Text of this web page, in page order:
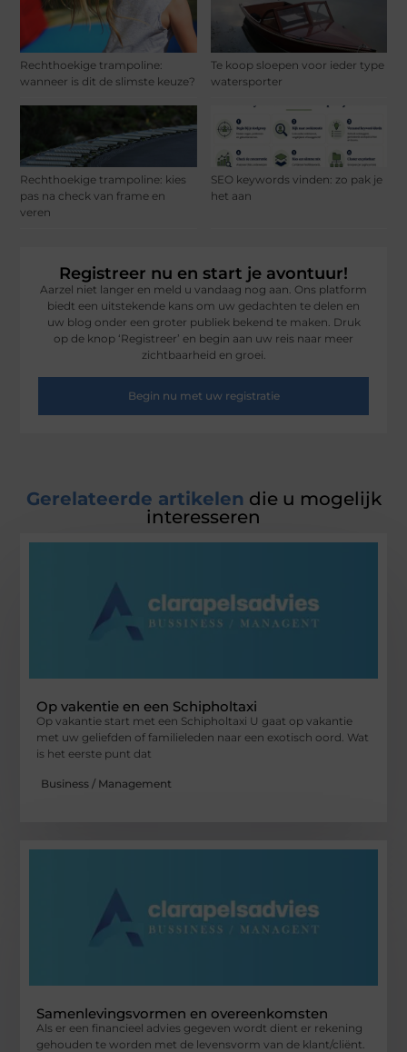
Rechthoekige trampoline:
wanneer is dit de slimste keuze?
Te koop sloepen voor ieder type
watersporter
Rechthoekige trampoline: kies
pas na check van frame en
veren
SEO keywords vinden: zo pak je
het aan
Registreer nu en start je avontuur!
Aarzel niet langer en meld u vandaag nog aan. Ons platform
biedt een uitstekende kans om uw gedachten te delen en
uw blog onder een groter publiek bekend te maken. Druk
op de knop ‘Registreer’ en begin aan uw reis naar meer
zichtbaarheid en groei.
Begin nu met uw registratie
Gerelateerde artikelen die u mogelijk
interesseren
Op vakentie en een Schipholtaxi
Op vakantie start met een Schipholtaxi U gaat op vakantie
met uw geliefden of familieleden naar een exotisch oord. Wat
is het eerste punt dat
Business / Management
Samenlevingsvormen en overeenkomsten
Als er een financieel advies gegeven wordt dient er rekening
gehouden te worden met de levensvorm van de klant/cliënt.